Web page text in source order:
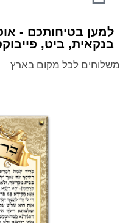
למען בטיחותכם -
בנקאית, ביט,
משלוחים לכל מקום בארץ